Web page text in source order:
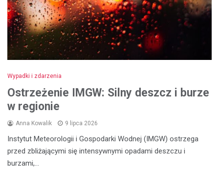
Wypadki i zdarzenia
Ostrzeżenie IMGW: Silny deszcz i burze
w regionie
Anna Kowalik 9 lipca 2026
Instytut Meteorologii i Gospodarki Wodnej (IMGW) ostrzega
przed zbliżającymi się intensywnymi opadami deszczu i
burzami,…